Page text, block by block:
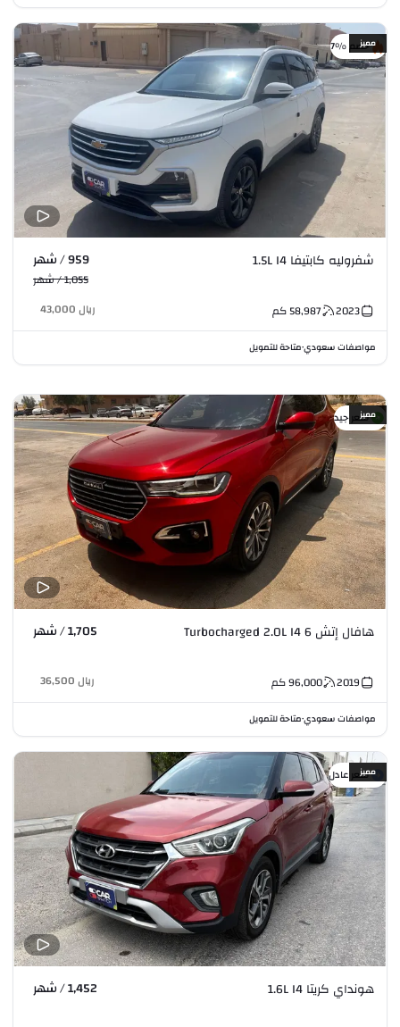
خصم %7مميز
شفروليه كابتيفا 1.5L I4 959 / شهر
1,055 / شهر
2023
58,987كم ريال 43,000
مواصفات سعودي•متاحة للتمويل
سعر جيدمميز
هافال إتش 6 Turbocharged 2.0L I4 1,705 / شهر
2019
96,000كم ريال 36,500
مواصفات سعودي•متاحة للتمويل
سعر عادلمميز
هونداي كريتا 1.6L I4 1,452 / شهر